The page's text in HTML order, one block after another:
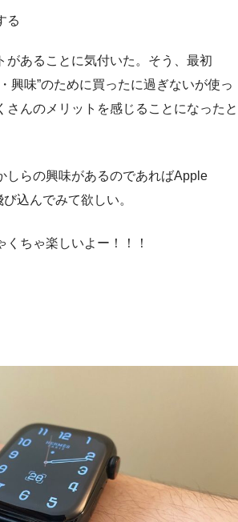
る
があることに気付いた。そう、最初
興味”のために買ったに過ぎないが使っ
さんのメリットを感じることになったと
しらの興味があるのであればApple
込んでみて欲しい。
ちゃ楽しいよー！！！